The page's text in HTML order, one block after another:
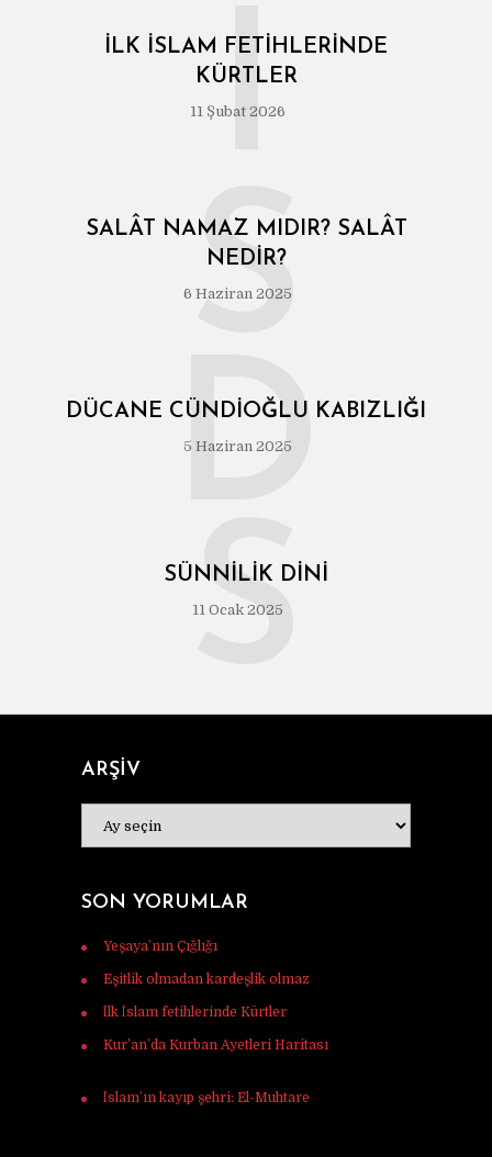
İLK İSLAM FETIHLERINDE
KÜRTLER
11 Şubat 2026
İ
SALÂT NAMAZ MIDIR? SALÂT
NEDIR?
6 Haziran 2025
S
DÜCANE CÜNDIOĞLU KABIZLIĞI
5 Haziran 2025
D
SÜNNILIK DINI
11 Ocak 2025
S
ARŞİV
SON YORUMLAR
Yeşaya’nın Çığlığı
Eşitlik olmadan kardeşlik olmaz
İlk İslam fetihlerinde Kürtler
Kur’an’da Kurban Ayetleri Haritası
İslam’ın kayıp şehri: El-Muhtare